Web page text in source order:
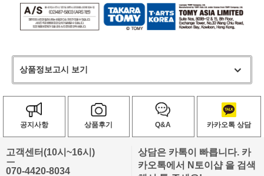
상품정보고시 보기
공지사항 상품후기 Q&A 카카오톡 상담
고객센터(10시~16시)
ㅡ
070-4420-8034
상담은 카톡이 빠릅니다. 카
카오톡에서 N토이샵 을 검색